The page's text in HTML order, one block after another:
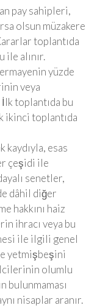
pay sahipleri,
olsun müzakere
toplantıda
ile alınır.
yüzde
veya
toplantıda bu
ikinci toplantıda
kaydıyla, esas
çeşidi ile
senetler,
dâhil diğer
hakkını haiz
ihracı veya bu
ile ilgili genel
yetmişbeşini
olumlu
bulunmaması
nisaplar aranır.